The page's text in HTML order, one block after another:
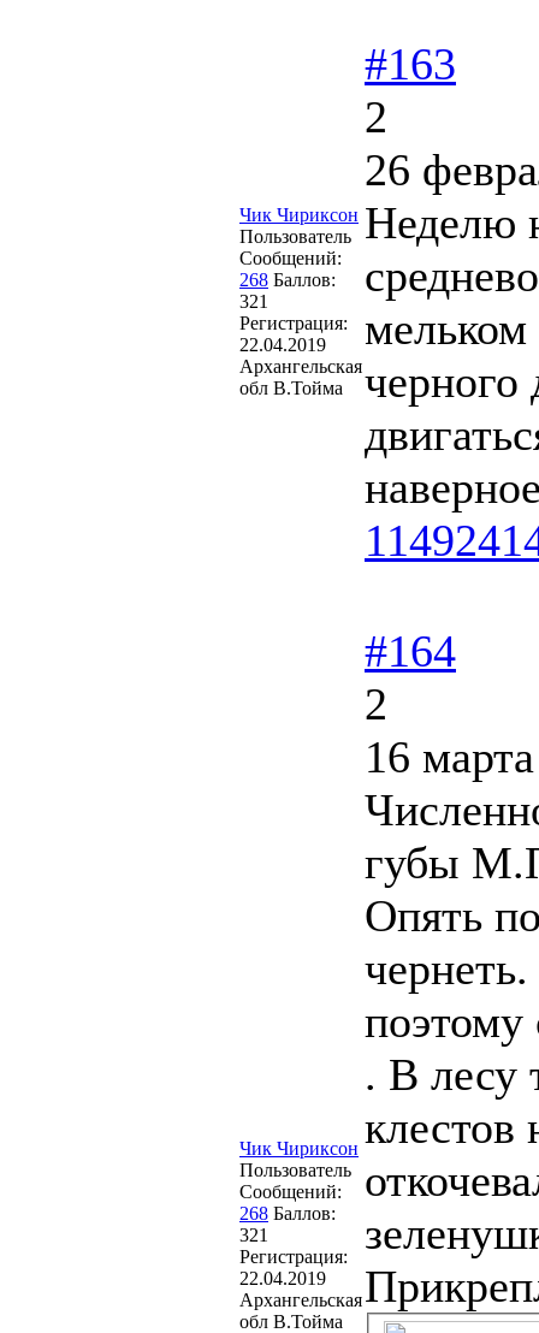
Чик Чириксон
Пользователь
Сообщений:
268 Баллов:
321
Регистрация:
22.04.2019
Архангельская
обл В.Тойма
#163
2
26
Неделю
черного
Чик Чириксон
Пользователь
Сообщений:
268 Баллов:
321
Регистрация:
22.04.2019
Архангельская
обл В.Тойма
#164
2
16
губы
Опять
. В лесу
клестов